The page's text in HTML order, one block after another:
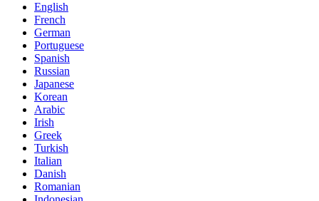
English
French
German
Portuguese
Spanish
Russian
Japanese
Korean
Arabic
Irish
Greek
Turkish
Italian
Danish
Romanian